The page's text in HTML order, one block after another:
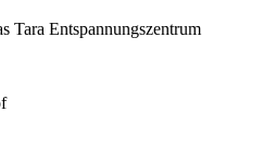
Tara Entspannungszentrum